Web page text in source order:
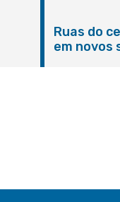
Ruas do
em novos